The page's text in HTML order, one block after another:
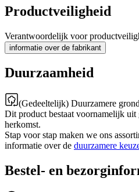
Productveiligheid
Verantwoordelijk voor
informatie over de fabrikant
Duurzaamheid
(Gedeeltelijk) Duurzamere
Dit product bestaat voornamelijk uit
herkomst.
Stap voor stap maken we ons
informatie over de duurzamere
Bestel- en